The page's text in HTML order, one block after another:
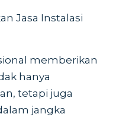
Jasa Instalasi
memberikan
hanya
tetapi juga
jangka